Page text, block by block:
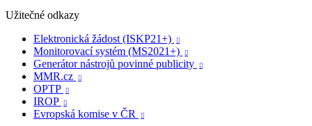
Užitečné odkazy
Elektronická žádost (ISKP21+)

Monitorovací systém (MS2021+) 
Generátor nástrojů povinné publicity 
MMR.cz 
OPTP 
IROP 
Evropská komise v ČR 